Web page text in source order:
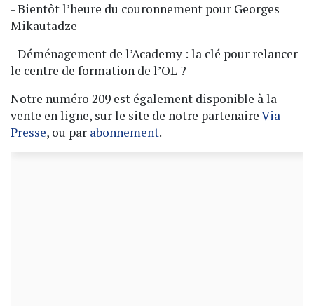
- Bientôt l’heure du couronnement pour Georges
Mikautadze
- Déménagement de l’Academy : la clé pour relancer
le centre de formation de l’OL ?
Notre numéro 209 est également disponible à la
vente en ligne, sur le site de notre partenaireVia
Presse, ou par abonnement.